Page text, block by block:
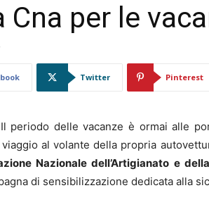
Cna per le
Twitter Pinterest
Il periodo delle vacanze è ormai alle
al volante della propria
Nazionale dell’Artigianato e
di sensibilizzazione dedicata alla